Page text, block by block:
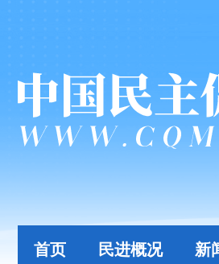
首页 民进概况 新